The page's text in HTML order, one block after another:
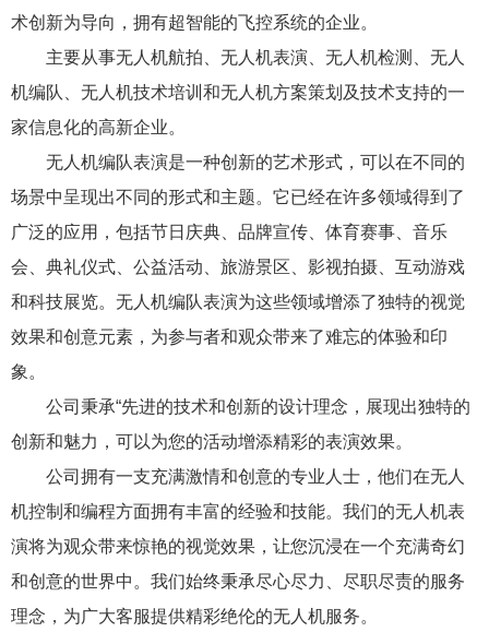
术创新为导向，拥有超智能的飞控系统的企业。
主要从事无人机航拍、无人机表演、无人机检测、无人
机编队、无人机技术培训和无人机方案策划及技术支持的一
家信息化的高新企业。
无人机编队表演是一种创新的艺术形式，可以在不同的
场景中呈现出不同的形式和主题。它已经在许多领域得到了
广泛的应用，包括节日庆典、品牌宣传、体育赛事、音乐
会、典礼仪式、公益活动、旅游景区、影视拍摄、互动游戏
和科技展览。无人机编队表演为这些领域增添了独特的视觉
效果和创意元素，为参与者和观众带来了难忘的体验和印
象。
公司秉承“先进的技术和创新的设计理念，展现出独特的
创新和魅力，可以为您的活动增添精彩的表演效果。
公司拥有一支充满激情和创意的专业人士，他们在无人
机控制和编程方面拥有丰富的经验和技能。我们的无人机表
演将为观众带来惊艳的视觉效果，让您沉浸在一个充满奇幻
和创意的世界中。我们始终秉承尽心尽力、尽职尽责的服务
理念，为广大客服提供精彩绝伦的无人机服务。